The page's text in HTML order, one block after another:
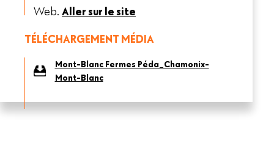
Web. Aller sur le site
TÉLÉCHARGEMENT MÉDIA
Mont-Blanc Fermes Péda_Chamonix-
Mont-Blanc